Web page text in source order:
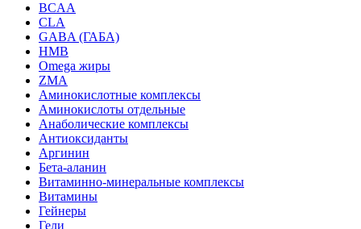
BCAA
CLA
GABA (ГАБА)
HMB
Omega жиры
ZMA
Аминокислотные комплексы
Аминокислоты отдельные
Анаболические комплексы
Антиоксиданты
Аргинин
Бета-аланин
Витаминно-минеральные комплексы
Витамины
Гейнеры
Гели